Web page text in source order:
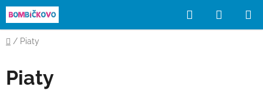
Prejsť
na
obsah
Hľadať
KOŠÍK
Domov
/ Piaty
Piaty